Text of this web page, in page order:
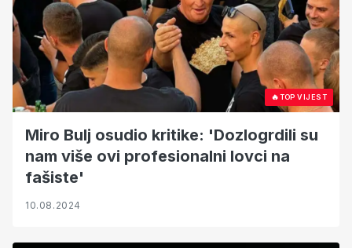
🔥TOP VIJEST
Miro Bulj osudio kritike: 'Dozlogrdili su
nam više ovi profesionalni lovci na
fašiste'
10.08.2024